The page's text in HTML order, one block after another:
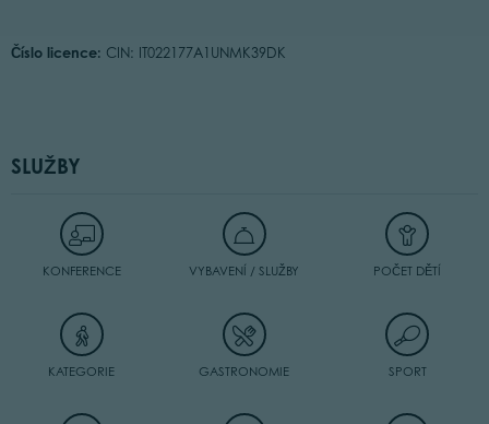
Číslo licence: CIN: IT022177A1UNMK39DK
SLUŽBY
KONFERENCE VYBAVENÍ / SLUŽBY POČET DĚTÍ
KATEGORIE GASTRONOMIE SPORT